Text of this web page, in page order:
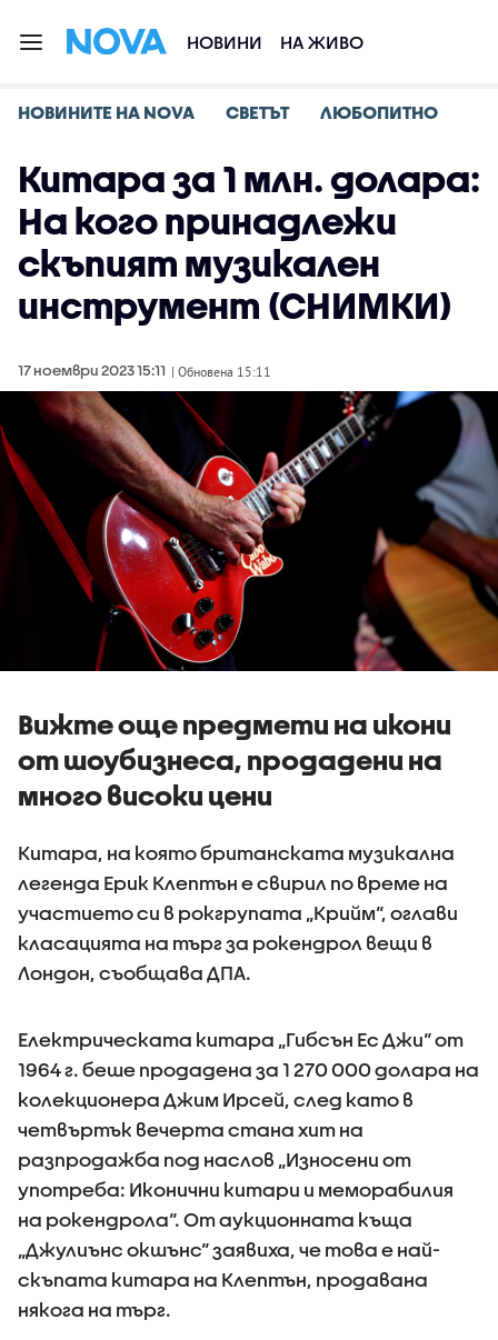
НОВИНИ НА ЖИВО
НОВИНИТЕ НА NOVA СВЕТЪТ ЛЮБОПИТНО
Китара за 1 млн. долара:
На кого принадлежи
скъпият музикален
инструмент (СНИМКИ)
17 ноември 2023 15:11 | Обновена 15:11
Вижте още предмети на икони
от шоубизнеса, продадени на
много високи цени
Китара, на която британската музикална
легенда Ерик Клептън е свирил по време на
участието си в рокгрупата „Крийм“, оглави
класацията на търг за рокендрол вещи в
Лондон, съобщава ДПА.
Електрическата китара „Гибсън Ес Джи“ от
1964 г. беше продадена за 1 270 000 долара на
колекционера Джим Ирсей, след като в
четвъртък вечерта стана хит на
разпродажба под наслов „Износени от
употреба: Иконични китари и меморабилия
на рокендрола“. От аукционната къща
„Джулиънс окшънс“ заявиха, че това е най-
скъпата китара на Клептън, продавана
някога на търг.